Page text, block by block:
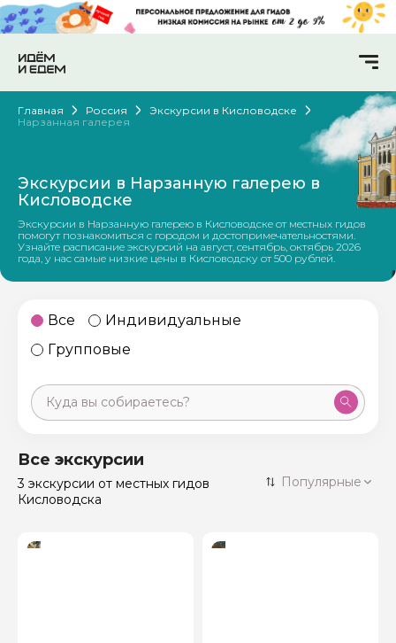
Главная Россия
Экскурсии в Кисловодске
Нарзанная галерея
Экскурсии в Нарзанную галерею в
Кисловодске
Экскурсии в Нарзанную галерею в Кисловодске от местных гидов
помогут познакомиться с городом и достопримечательностями.
Узнайте расписание экскурсий на август, сентябрь, октябрь 2026
года, у нас самые низкие цены в Кисловодску от 500 рублей.
Все
Индивидуальные
Групповые
Санкт-Петербург
Россия
50 экскурсий
Все экскурсии
3 экскурсии от местных гидов
Кисловодска
Популярные